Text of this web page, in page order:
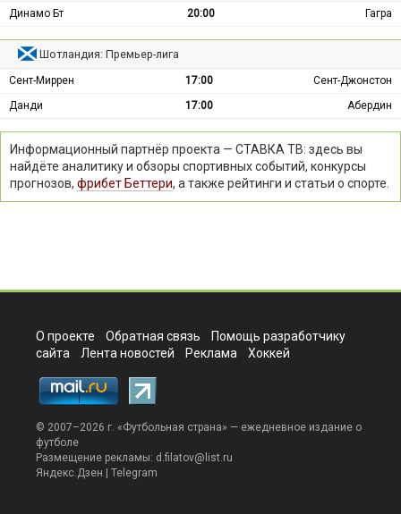
Динамо Бт
20:00 Гагра
Шотландия: Премьер-лига
Сент-Миррен 17:00
Сент-Джонстон
Данди
17:00 Абердин
Информационный партнёр проекта — СТАВКА ТВ: здесь вы
найдёте аналитику и обзоры спортивных событий, конкурсы
прогнозов, фрибет Беттери, а также рейтинги и статьи о спорте.
О проекте Обратная связь
Помощь разработчику
сайта
Лента новостей Реклама Хоккей
© 2007–2026 г. «Футбольная страна» — ежедневное издание о
футболе
Размещение рекламы: d.filatov@list.ru
Яндекс.Дзен | Telegram